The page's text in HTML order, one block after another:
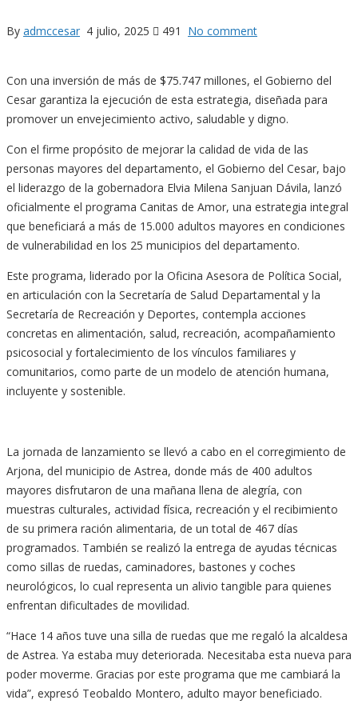
By admccesar 4 julio, 2025 491 No comment
Con una inversión de más de $75.747 millones, el Gobierno del
Cesar garantiza la ejecución de esta estrategia, diseñada para
promover un envejecimiento activo, saludable y digno.
Con el firme propósito de mejorar la calidad de vida de las
personas mayores del departamento, el Gobierno del Cesar, bajo
el liderazgo de la gobernadora Elvia Milena Sanjuan Dávila, lanzó
oficialmente el programa Canitas de Amor, una estrategia integral
que beneficiará a más de 15.000 adultos mayores en condiciones
de vulnerabilidad en los 25 municipios del departamento.
Este programa, liderado por la Oficina Asesora de Política Social,
en articulación con la Secretaría de Salud Departamental y la
Secretaría de Recreación y Deportes, contempla acciones
concretas en alimentación, salud, recreación, acompañamiento
psicosocial y fortalecimiento de los vínculos familiares y
comunitarios, como parte de un modelo de atención humana,
incluyente y sostenible.
La jornada de lanzamiento se llevó a cabo en el corregimiento de
Arjona, del municipio de Astrea, donde más de 400 adultos
mayores disfrutaron de una mañana llena de alegría, con
muestras culturales, actividad física, recreación y el recibimiento
de su primera ración alimentaria, de un total de 467 días
programados. También se realizó la entrega de ayudas técnicas
como sillas de ruedas, caminadores, bastones y coches
neurológicos, lo cual representa un alivio tangible para quienes
enfrentan dificultades de movilidad.
“Hace 14 años tuve una silla de ruedas que me regaló la alcaldesa
de Astrea. Ya estaba muy deteriorada. Necesitaba esta nueva para
poder moverme. Gracias por este programa que me cambiará la
vida”, expresó Teobaldo Montero, adulto mayor beneficiado.